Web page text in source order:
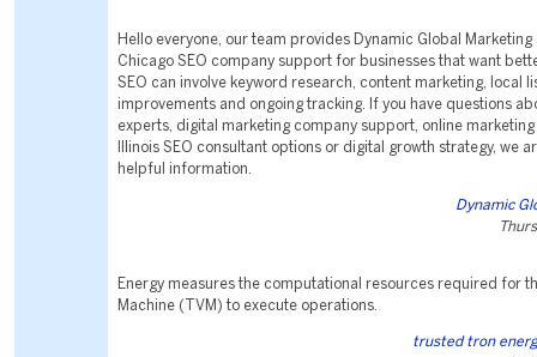
Hello everyone, our team provides Dynamic Global Marketing
Chicago SEO company support for businesses that want
SEO can involve keyword research, content marketing, local
improvements and ongoing tracking. If you have questions
experts, digital marketing company support, online marketing
Illinois SEO consultant options or digital growth strategy, we
helpful information.
Dynamic
Energy measures the computational resources required for
Machine (TVM) to execute operations.
trusted tron